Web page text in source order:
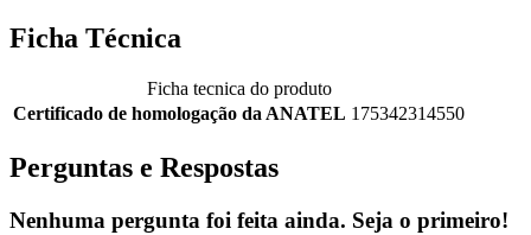
Ficha Técnica
Ficha tecnica do produto
Certificado de homologação da ANATEL 175342314550
Perguntas e Respostas
Nenhuma pergunta foi feita ainda. Seja o primeiro!